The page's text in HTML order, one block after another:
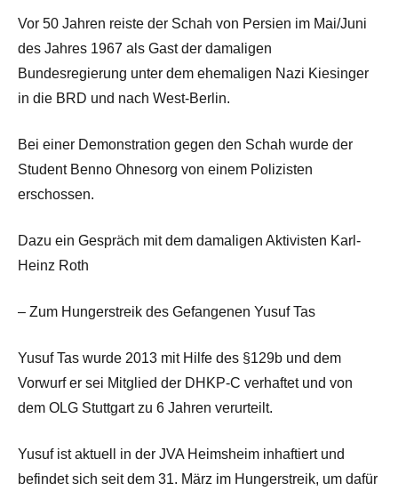
Vor 50 Jahren reiste der Schah von Persien im Mai/Juni
des Jahres 1967 als Gast der damaligen
Bundesregierung unter dem ehemaligen Nazi Kiesinger
in die BRD und nach West-Berlin.
Bei einer Demonstration gegen den Schah wurde der
Student Benno Ohnesorg von einem Polizisten
erschossen.
Dazu ein Gespräch mit dem damaligen Aktivisten Karl-
Heinz Roth
– Zum Hungerstreik des Gefangenen Yusuf Tas
Yusuf Tas wurde 2013 mit Hilfe des §129b und dem
Vorwurf er sei Mitglied der DHKP-C verhaftet und von
dem OLG Stuttgart zu 6 Jahren verurteilt.
Yusuf ist aktuell in der JVA Heimsheim inhaftiert und
befindet sich seit dem 31. März im Hungerstreik, um dafür